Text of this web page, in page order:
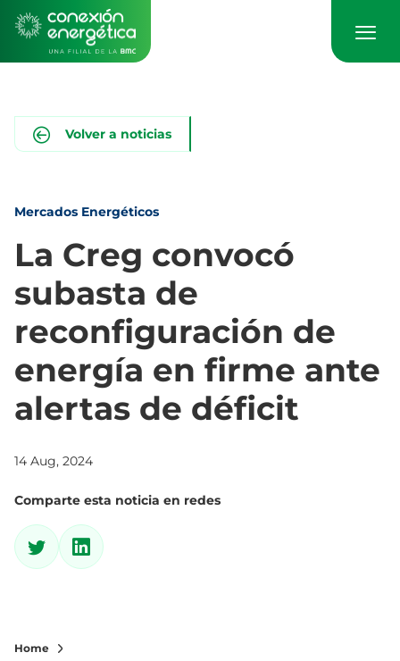
Pasar
contenido
Volver a noticias
Mercados Energéticos
La Creg convocó
subasta de
reconfiguración de
energía en firme ante
alertas de déficit
14 Aug, 2024
Comparte esta noticia en redes
Home